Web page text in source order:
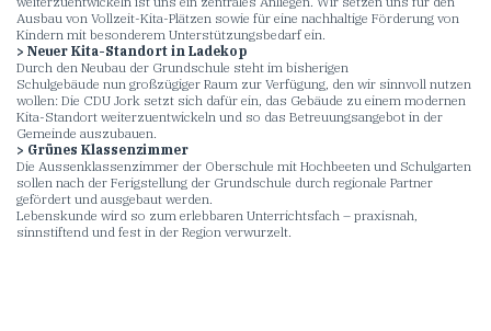
Ausbau von Vollzeit-Kita-Plätzen sowie für eine nachhaltige Förderung von
Kindern mit besonderem Unterstützungsbedarf ein.
> Neuer Kita-Standort in Ladekop
Durch den Neubau der Grundschule steht im bisherigen
Schulgebäude nun großzügiger Raum zur Verfügung, den wir sinnvoll nutzen
wollen: Die CDU Jork setzt sich dafür ein, das Gebäude zu einem modernen
Kita-Standort weiterzuentwickeln und so das Betreuungsangebot in der
Gemeinde auszubauen.
> Grünes Klassenzimmer
Die Aussenklassenzimmer der Oberschule mit Hochbeeten und Schulgarten
sollen nach der Ferigstellung der Grundschule durch regionale Partner
gefördert und ausgebaut werden.
Lebenskunde wird so zum erlebbaren Unterrichtsfach – praxisnah,
sinnstiftend und fest in der Region verwurzelt.